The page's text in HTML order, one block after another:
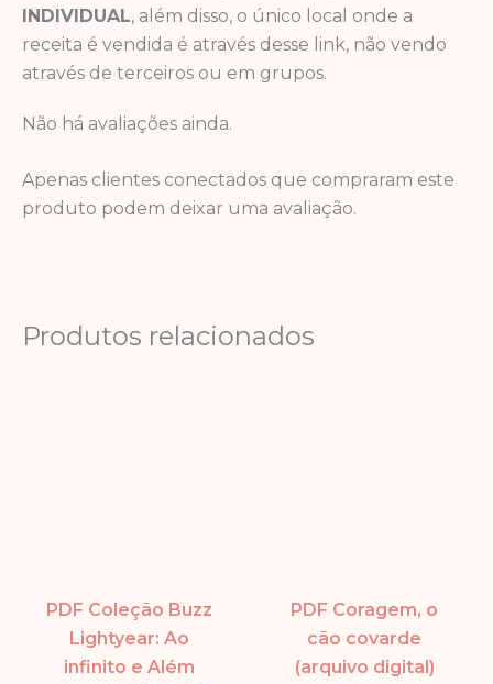
INDIVIDUAL, além disso, o único local onde a
receita é vendida é através desse link, não vendo
através de terceiros ou em grupos.
Não há avaliações ainda.
Apenas clientes conectados que compraram este
produto podem deixar uma avaliação.
Produtos relacionados
PDF Coleção Buzz
Lightyear: Ao
infinito e Além
PDF Coragem, o
cão covarde
(arquivo digital)